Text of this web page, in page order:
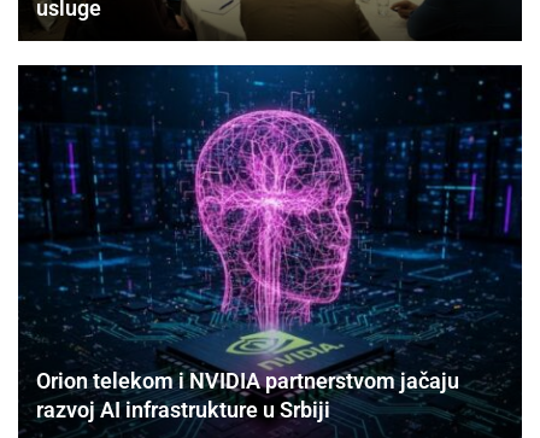
usluge
Orion telekom i NVIDIA partnerstvom jačaju
razvoj AI infrastrukture u Srbiji